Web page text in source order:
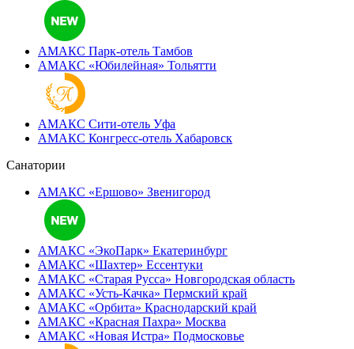
АМАКС Парк-отель Тамбов
АМАКС «‎Юбилейная» Тольятти
АМАКС Сити-отель Уфа
АМАКС Конгресс-отель Хабаровск
Санатории
АМАКС «Ершово» Звенигород
АМАКС «ЭкоПарк» Екатеринбург
АМАКС «‎Шахтер» Ессентуки
АМАКС «‎Старая Русса» Новгородская область
АМАКС «‎Усть-Качка» Пермский край
АМАКС «‎Орбита» Краснодарский край
АМАКС «‎Красная Пахра» Москва
АМАКС «‎Новая Истра» Подмосковье